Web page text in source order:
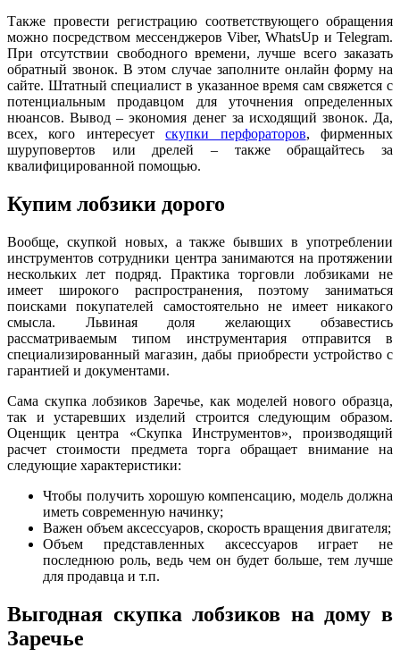
Также провести регистрацию соответствующего обращения
можно посредством мессенджеров Viber, WhatsUp и Telegram.
При отсутствии свободного времени, лучше всего заказать
обратный звонок. В этом случае заполните онлайн форму на
сайте. Штатный специалист в указанное время сам свяжется с
потенциальным продавцом для уточнения определенных
нюансов. Вывод – экономия денег за исходящий звонок. Да,
всех, кого интересуетскупки перфораторов, фирменных
шуруповертов или дрелей – также обращайтесь за
квалифицированной помощью.
Купим лобзики дорого
Вообще, скупкой новых, а также бывших в употреблении
инструментов сотрудники центра занимаются на протяжении
нескольких лет подряд. Практика торговли лобзиками не
имеет широкого распространения, поэтому заниматься
поисками покупателей самостоятельно не имеет никакого
смысла. Львиная доля желающих обзавестись
рассматриваемым типом инструментария отправится в
специализированный магазин, дабы приобрести устройство с
гарантией и документами.
Сама скупка лобзиков Заречье, как моделей нового образца,
так и устаревших изделий строится следующим образом.
Оценщик центра «Скупка Инструментов», производящий
расчет стоимости предмета торга обращает внимание на
следующие характеристики:
Чтобы получить хорошую компенсацию, модель должна
иметь современную начинку;
Важен объем аксессуаров, скорость вращения двигателя;
Объем представленных аксессуаров играет не
последнюю роль, ведь чем он будет больше, тем лучше
для продавца и т.п.
Выгодная скупка лобзиков на дому в
Заречье